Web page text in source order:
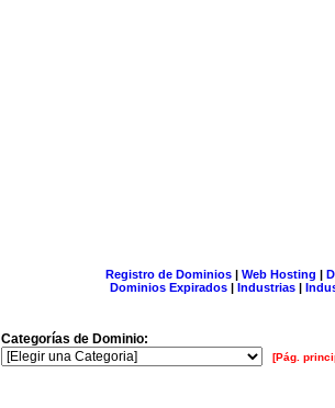
Registro de Dominios| Web Hosting |
Dominios Expirados | Industrias |
Categorías de Dominio:
[Pág.